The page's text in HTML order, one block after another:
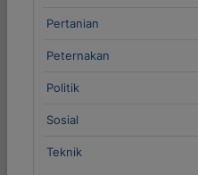
Pertanian
Peternakan
Politik
Sosial
Teknik